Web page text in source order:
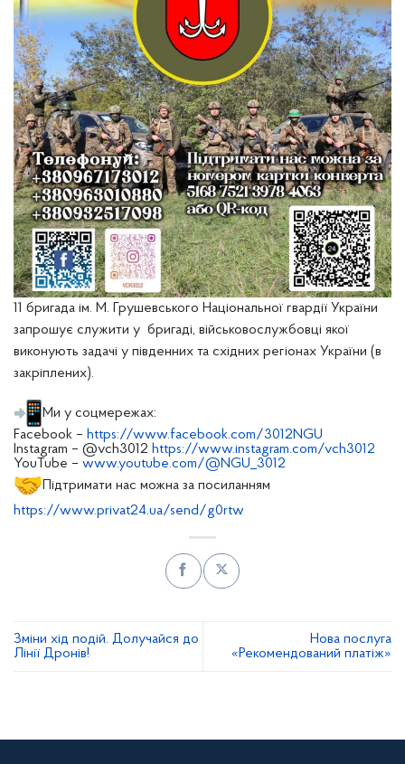
11 бригада ім. М. Грушевського Національної гвардії України
запрошує служити у бригаді, військовослужбовці якої
виконують задачі у південних та східних регіонах України (в
закріплених).
Ми у соцмережах:
Facebook – https://www.facebook.com/3012NGU
Instagram – @vch3012 https://www.instagram.com/vch3012
YouTube – www.youtube.com/@NGU_3012
Підтримати нас можна за посиланням
https://www.privat24.ua/send/g0rtw
Зміни хід подій. Долучайся до
Лінії Дронів!
Нова послуга
«Рекомендований платіж»